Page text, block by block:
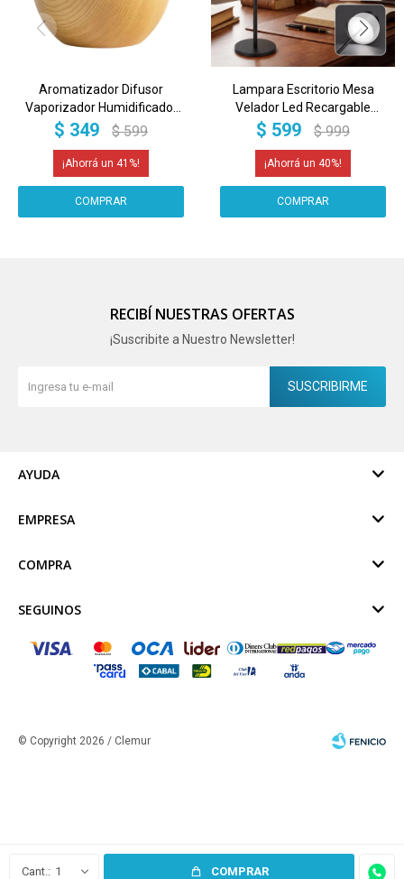
1 COMPRAR
Aromatizador Difusor
Vaporizador Humidificador
Usb Madera Led Imback
$ 349 $ 599
41
Lampara Escritorio Mesa
Velador Led Recargable
Inalambrica IMBACK Color
$ 599 $ 999
40
RECIBÍ NUESTRAS OFERTAS
¡Suscribite a Nuestro Newsletter!
SUSCRIBIRME
AYUDA
EMPRESA
COMPRA
SEGUINOS
© Copyright 2026 / Clemur